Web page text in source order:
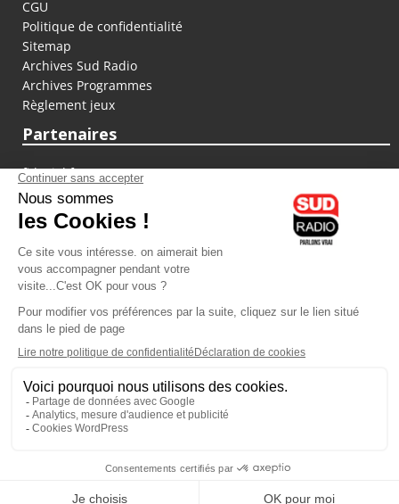
CGU
Politique de confidentialité
Sitemap
Archives Sud Radio
Archives Programmes
Règlement jeux
Partenaires
fiducial.fr
lyoncapitale.fr
olympique-et-lyonnais.com
L'application Iphone / Android
Téléchargez l'application
Les cookies
Gestion des cookies
Crédit photos : ©Sud Radio / Pierre Olivier
Jon Rakotozafy
Jacques Cardoze